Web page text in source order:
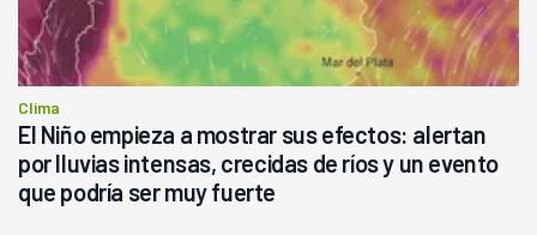
Clima
El Niño empieza a mostrar sus efectos: alertan
por lluvias intensas, crecidas de ríos y un evento
que podría ser muy fuerte